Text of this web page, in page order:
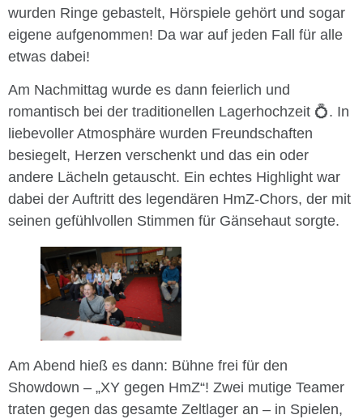
wurden Ringe gebastelt, Hörspiele gehört und sogar
eigene aufgenommen! Da war auf jeden Fall für alle
etwas dabei!
Am Nachmittag wurde es dann feierlich und
romantisch bei der traditionellen Lagerhochzeit 💍. In
liebevoller Atmosphäre wurden Freundschaften
besiegelt, Herzen verschenkt und das ein oder
andere Lächeln getauscht. Ein echtes Highlight war
dabei der Auftritt des legendären HmZ-Chors, der mit
seinen gefühlvollen Stimmen für Gänsehaut sorgte.
Am Abend hieß es dann: Bühne frei für den
Showdown – „XY gegen HmZ“! Zwei mutige Teamer
traten gegen das gesamte Zeltlager an – in Spielen,